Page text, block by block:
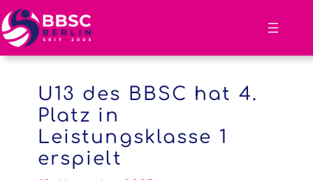
Zum
Inhalt
springen
U13 des BBSC hat 4.
Platz in
Leistungsklasse 1
erspielt